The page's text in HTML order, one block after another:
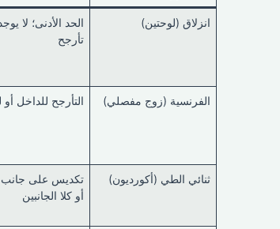
انزلاق (لوحتين)
الحد الأدنى؛ لا
تأرجح
الفرنسية (زوج مفصلي) التأرجح للداخل أو
ثنائي الطي (أكورديون)
تكديس على جانب
أو كلا الجانبين